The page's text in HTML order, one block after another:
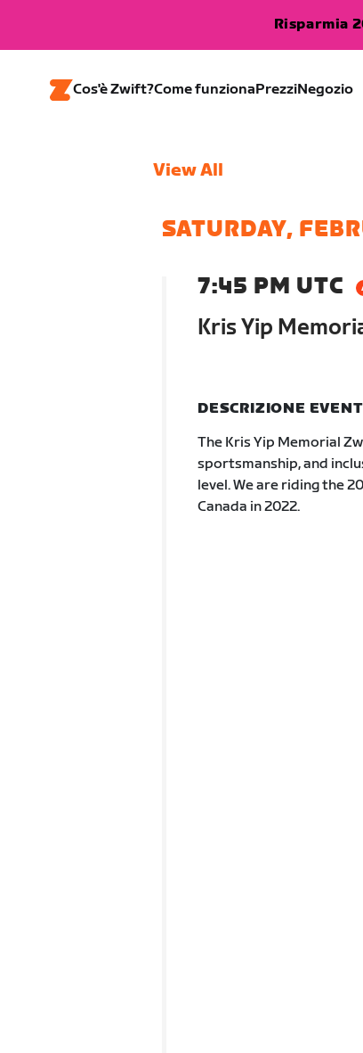
Risparmia
Cos'è Zwift?Come funzionaPrezziNegozio
View All
SATURDAY,
7:45 PM UTC
Kris Yip
DESCRIZIONE
The Kris Yip Memorial
sportsmanship, and
level. We are riding the
Canada in 2022.